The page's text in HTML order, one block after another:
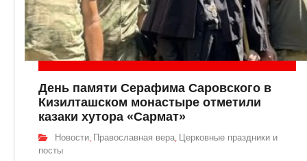
День памяти Серафима Саровского в
Кизилташском монастыре отметили
казаки хутора «Сармат»
Новости, Православная вера,
Церковные праздники и
посты